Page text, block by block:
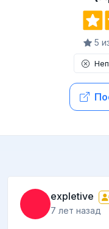
5
expletive
7 лет назад